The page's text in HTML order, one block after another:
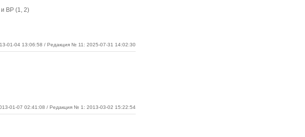
и ВР (1, 2)
01-04 13:06:58 / Редакция № 11: 2025-07-31 14:02:30
01-07 02:41:08 / Редакция № 1: 2013-03-02 15:22:54